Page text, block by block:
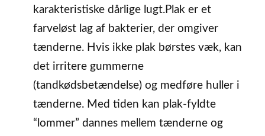
karakteristiske dårlige lugt.Plak er et
farveløst lag af bakterier, der omgiver
tænderne. Hvis ikke plak børstes væk, kan
det irritere gummerne
(tandkødsbetændelse) og medføre huller i
tænderne. Med tiden kan plak-fyldte
“lommer” dannes mellem tænderne og